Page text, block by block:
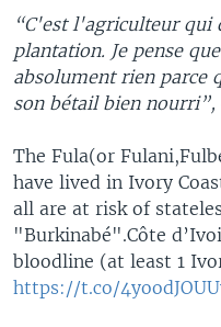
“C'est l'agriculteur qui
plantation. Je pense
absolument rien parce
son bétail bien nourri”,
The Fula(or
have lived in Ivory
all are at risk of
"Burkinabé".Côte
bloodline (at least 1
https://t.co/